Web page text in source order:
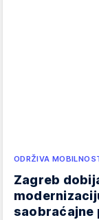
ODRŽIVA
Zagreb
saobraćajne